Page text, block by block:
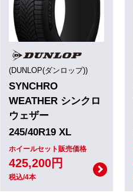
(DUNLOP(ダンロップ))
SYNCHRO
WEATHER シンクロ
ウェザー
245/40R19 XL
ホイールセット販売価格
425,200円
税込/4本